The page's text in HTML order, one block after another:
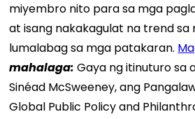
miyembro nito para sa mga
at isang nakakagulat na trend
lumalabag sa mga patakaran.
mahalaga:Gaya ng itinuturo sa
Sinéad McSweeney, ang
Global Public Policy and